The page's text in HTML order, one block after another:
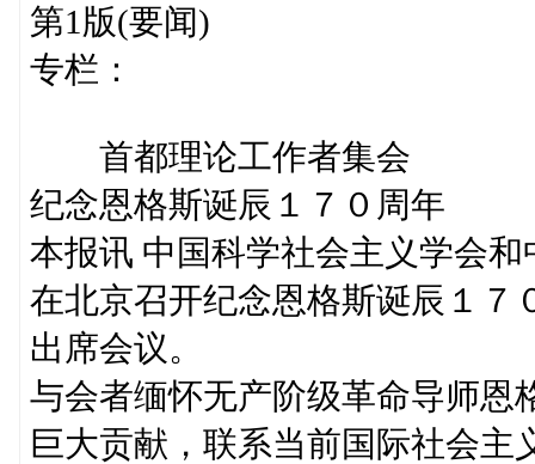
第1版(要闻)
专栏：
首都理论工作者集会
纪念恩格斯诞辰１７０周年
本报讯 中国科学社会主义学会
在北京召开纪念恩格斯诞辰１７
出席会议。
与会者缅怀无产阶级革命导师恩
巨大贡献，联系当前国际社会